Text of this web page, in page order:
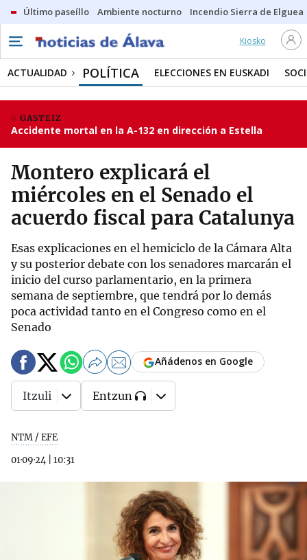
Último paseíllo Ambiente nocturno Incendio Sierra de Elguea
Kiosko
ACTUALIDAD POLÍTICA ELECCIONES EN EUSKADI
GASTEIZ
Accidente mortal en la A-132 en dirección a Estella
Montero explicará el
miércoles en el Senado el
acuerdo fiscal para Catalunya
Esas explicaciones en el hemiciclo de la Cámara Alta
y su posterior debate con los senadores marcarán el
inicio del curso parlamentario, en la primera
semana de septiembre, que tendrá por lo demás
poca actividad tanto en el Congreso como en el
Senado
NTM / EFE
01·09·24
10:31
Añádenos en Google
Itzuli Entzun